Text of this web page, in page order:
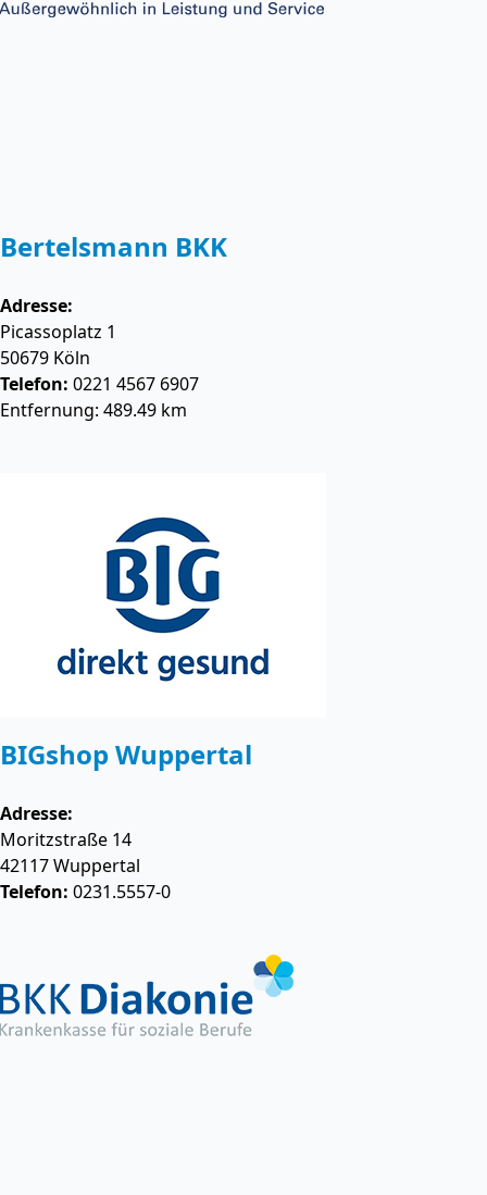
Bertelsmann BKK
Adresse:
Picassoplatz 1
50679 Köln
Telefon: 0221 4567 6907
Entfernung: 489.49 km
BIGshop Wuppertal
Adresse:
Moritzstraße 14
42117Wuppertal
Telefon: 0231.5557-0